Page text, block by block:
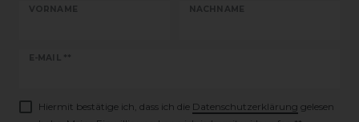
VORNAME NACHNAME
E-MAIL **
Newsletter
Hiermit bestätige ich, dass ich die Daten­schutz­erklärung gelesen